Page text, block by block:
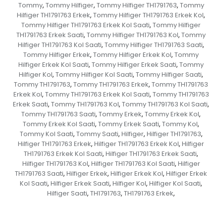
Tommy, Tommy Hilfiger, Tommy Hilfiger TH1791763, Tommy
Hilfiger TH1791763 Erkek, Tommy Hilfiger TH1791763 Erkek Kol,
Tommy Hilfiger TH1791763 Erkek Kol Saati, Tommy Hilfiger
TH1791763 Erkek Saati, Tommy Hilfiger TH1791763 Kol, Tommy
Hilfiger TH1791763 Kol Saati, Tommy Hilfiger TH1791763 Saati,
Tommy Hilfiger Erkek, Tommy Hilfiger Erkek Kol, Tommy
Hilfiger Erkek Kol Saati, Tommy Hilfiger Erkek Saati, Tommy
Hilfiger Kol, Tommy Hilfiger Kol Saati, Tommy Hilfiger Saati,
Tommy TH1791763, Tommy TH1791763 Erkek, Tommy TH1791763
Erkek Kol, Tommy TH1791763 Erkek Kol Saati, Tommy TH1791763
Erkek Saati, Tommy TH1791763 Kol, Tommy TH1791763 Kol Saati,
Tommy TH1791763 Saati, Tommy Erkek, Tommy Erkek Kol,
Tommy Erkek Kol Saati, Tommy Erkek Saati, Tommy Kol,
Tommy Kol Saati, Tommy Saati, Hilfiger, Hilfiger TH1791763,
Hilfiger TH1791763 Erkek, Hilfiger TH1791763 Erkek Kol, Hilfiger
TH1791763 Erkek Kol Saati, Hilfiger TH1791763 Erkek Saati,
Hilfiger TH1791763 Kol, Hilfiger TH1791763 Kol Saati, Hilfiger
TH1791763 Saati, Hilfiger Erkek, Hilfiger Erkek Kol, Hilfiger Erkek
Kol Saati, Hilfiger Erkek Saati, Hilfiger Kol, Hilfiger Kol Saati,
Hilfiger Saati, TH1791763, TH1791763 Erkek,